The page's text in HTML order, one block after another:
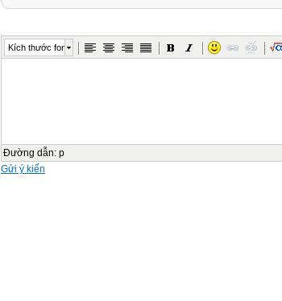
Kích thước font
Đường dẫn: p
Gửi ý kiến